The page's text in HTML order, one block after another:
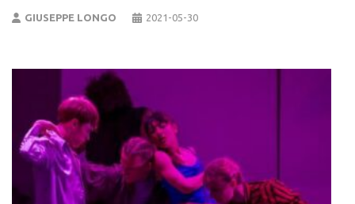
GIUSEPPE LONGO 2021-05-30